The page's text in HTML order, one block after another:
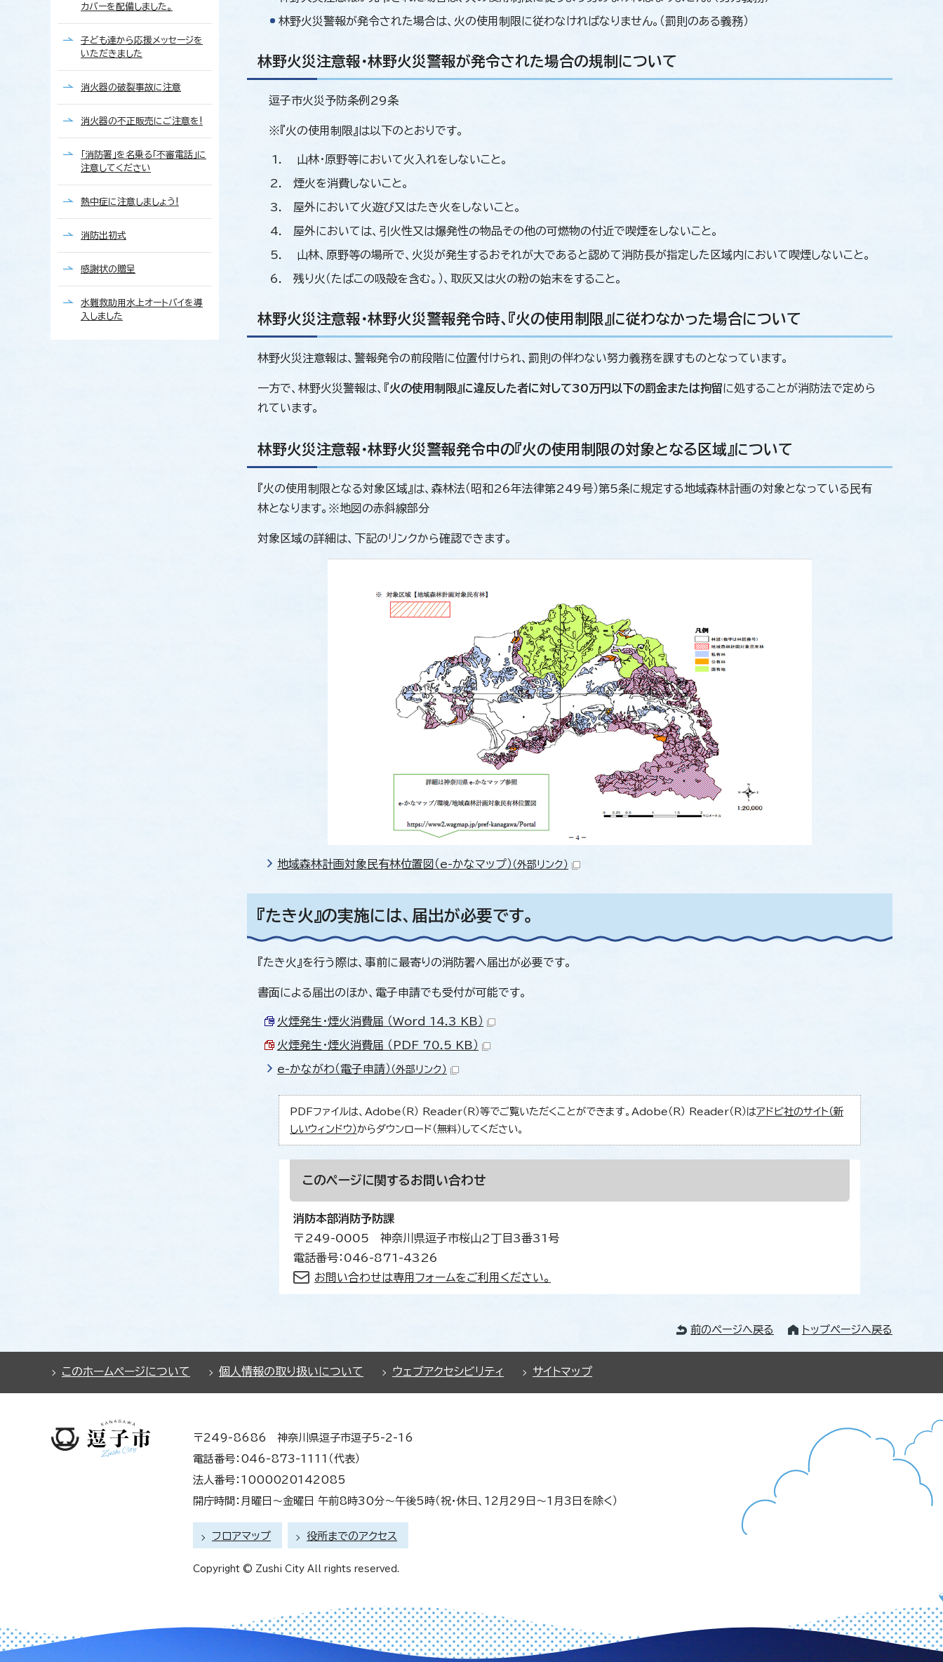
林野火災警報が発令された場合は、火の使用制限に従わなければなりません。（罰則のある義務）
林野火災注意報・林野火災警報が発令された場合の規制について
逗子市火災予防条例29条
※『火の使用制限』は以下のとおりです。
山林・原野等において火入れをしないこと。
煙火を消費しないこと。
屋外において火遊び又はたき火をしないこと。
屋外においては、引火性又は爆発性の物品その他の可燃物の付近で喫煙をしないこと。
山林、原野等の場所で、火災が発生するおそれが大であると認めて消防長が指定した区域内において喫煙しないこと。
残り火（たばこの吸殻を含む。）、取灰又は火の粉の始末をすること。
林野火災注意報・林野火災警報発令時、『火の使用制限』に従わなかった場合について
林野火災注意報は、警報発令の前段階に位置付けられ、罰則の伴わない努力義務を課すものとなっています。
一方で、林野火災警報は、『火の使用制限』に違反した者に対して30万円以下の罰金または拘留に処することが消防法で定めら
れています。
林野火災注意報・林野火災警報発令中の『火の使用制限の対象となる区域』について
『火の使用制限となる対象区域』は、森林法（昭和26年法律第249号）第5条に規定する地域森林計画の対象となっている民有
林となります。※地図の赤斜線部分
対象区域の詳細は、下記のリンクから確認できます。
地域森林計画対象民有林位置図（e-かなマップ） （外部リンク）
『たき火』の実施には、届出が必要です。
『たき火』を行う際は、事前に最寄りの消防署へ届出が必要です。
書面による届出のほか、電子申請でも受付が可能です。
火煙発生・煙火消費届 （Word 14.3 KB）
火煙発生・煙火消費届 （PDF 70.5 KB）
e-かながわ（電子申請） （外部リンク）
PDFファイルは、Adobe（R） Reader（R）等でご覧いただくことができます。Adobe（R） Reader（R）はアドビ社のサイト（新
しいウィンドウ）からダウンロード（無料）してください。
このページに関するお問い合わせ
消防本部消防予防課
〒249-0005 神奈川県逗子市桜山2丁目3番31号
電話番号：046-871-4326
お問い合わせは専用フォームをご利用ください。
カバーを配備しました。
子ども達から応援メッセージを
いただきました
消火器の破裂事故に注意
消火器の不正販売にご注意を!
「消防署」を名乗る「不審電話」に
注意してください
熱中症に注意しましょう!
消防出初式
感謝状の贈呈
水難救助用水上オートバイを導
入しました
前のページへ戻る トップページへ戻る
このホームページについて 個人情報の取り扱いについて ウェブアクセシビリティ サイトマップ
〒249-8686 神奈川県逗子市逗子5-2-16
電話番号：046-873-1111（代表）
法人番号：1000020142085
開庁時間：月曜日～金曜日 午前8時30分～午後5時（祝・休日、12月29日～1月3日を除く）
フロアマップ 役所までのアクセス
Copyright © Zushi City All rights reserved.